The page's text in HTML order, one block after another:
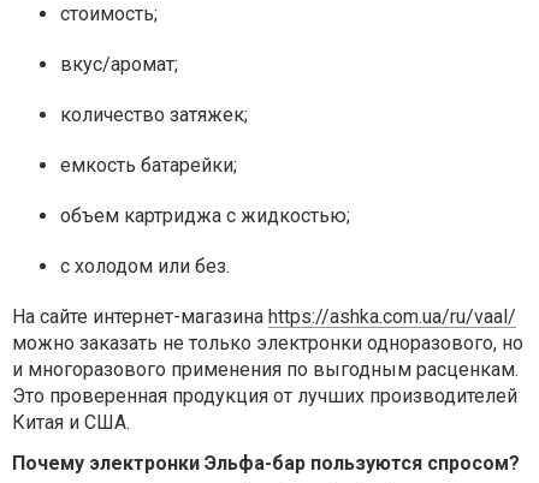
стоимость;
вкус/аромат;
количество затяжек;
емкость батарейки;
объем картриджа с жидкостью;
с холодом или без.
На сайте интернет-магазина https://ashka.com.ua/ru/vaal/
можно заказать не только электронки одноразового, но
и многоразового применения по выгодным расценкам.
Это проверенная продукция от лучших производителей
Китая и США.
Почему электронки Эльфа-бар пользуются спросом?